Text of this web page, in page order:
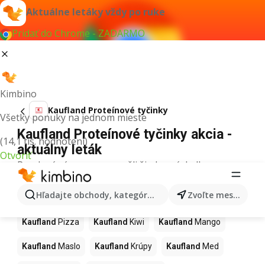
Aktuálne letáky vždy po ruke
Pridať do Chrome - ZADARMO
Kimbino
Všetky ponuky na jednom mieste
(14,1 tis. hodnotení)
Otvoriť
Hľadajte obchody, kategórie, produkty... Zvoľte mesto
Kaufland Proteínové tyčinky
Kaufland Proteínové tyčinky akcia -
aktuálny leták
Pre daný výraz sme nenašli žiadne výsledky.
Ďalšie produkty v obchodoch
Kaufland
Kaufland Pizza Kaufland Kiwi Kaufland Mango
Kaufland Maslo Kaufland Krúpy Kaufland Med